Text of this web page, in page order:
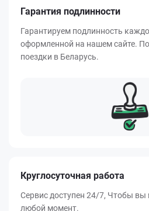
Гарантия подлинности
Гарантируем подлинность
оформленной на нашем сайте.
поездки в Беларусь.
Круглосуточная работа
Сервис доступен 24/7, Чтобы вы
любой момент.